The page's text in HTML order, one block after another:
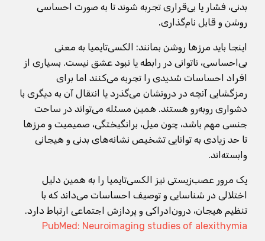
بدنی، فشار یا بی‌قراری تجربه شوند تا به صورت احساسی
روشن و قابل نام‌گذاری.
اینجا باید مرزها روشن بمانند: الکسی‌تایمیا به معنی
بی‌احساسی، ناتوانی در رابطه یا نبود عشق نیست. بسیاری از
افراد احساسات شدیدی را تجربه می‌کنند اما برای
رمزگشایی آنچه در درونشان می‌گذرد یا انتقال آن به دیگری با
دشواری روبه‌رو هستند. همین مسئله می‌تواند در ساحت
جنسی مهم باشد، چون میل، برانگیختگی، صمیمیت و مرزها
تا حد زیادی به توانایی تشخیص نشانه‌های بدنی و هیجانی
وابسته‌اند.
یک مرور عصب‌زیستی نیز الکسی‌تایمیا را به همین دلیل
اختلالی در شناسایی و توصیف احساسات می‌داند که با
تنظیم هیجان، درون‌ادراکی و پردازش اجتماعی ارتباط دارد.
PubMed: Neuroimaging studies of alexithymia